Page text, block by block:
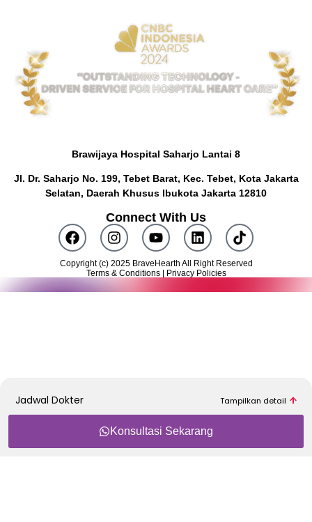
Brawijaya Hospital Saharjo Lantai 8
Jl. Dr. Saharjo No. 199, Tebet Barat, Kec. Tebet, Kota Jakarta
Selatan, Daerah Khusus Ibukota Jakarta 12810
Connect With Us
Copyright (c) 2025 BraveHearth All Right Reserved
Terms & Conditions | Privacy Policies
Jadwal Dokter
Konsultasi Sekarang